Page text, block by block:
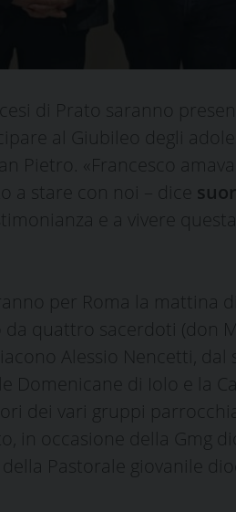
di Prato saranno
al Giubileo degli
«Francesco amava
stare con noi – dice
e a vivere
per Roma la mattina
quattro sacerdoti (don
Alessio Nencetti, dal
Domenicane di Iolo e la
dei vari gruppi
in occasione della Gmg
Pastorale giovanile